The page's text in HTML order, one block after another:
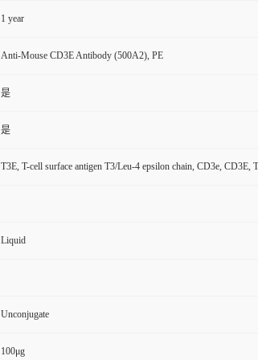
1 year
Anti-Mouse CD3E Antibody (500A2), PE
是
是
T3E, T-cell surface antigen T3/Leu-4 epsilon chain, CD3e, CD3E,
Liquid
Unconjugate
100μg